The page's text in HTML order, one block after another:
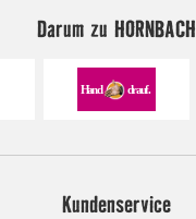
Darum zu HORNBACH
Kundenservice